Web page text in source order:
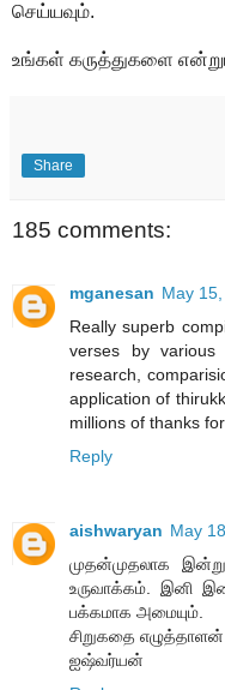
செய்யவும்.
உங்கள் கருத்துகளை
Share
185 comments:
mganesan May
Really superb
verses by various
research,
application of
millions of thanks
Reply
aishwaryan May
முதன்முதலாக
உருவாக்கம். இனி
பக்கமாக அமையும்.
சிறுகதை எழுத்தாளன்
ஐஷ்வர்யன்